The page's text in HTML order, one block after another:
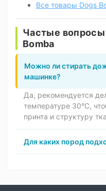
Все товары Dogs
Частые
Bomba
Можно ли стирать
машинке?
Да, рекомендуется
температуре 30°C,
принта и структуру
Для каких пород